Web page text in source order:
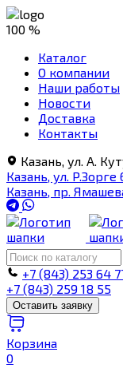
100 %
Каталог
О компании
Наши работы
Новости
Доставка
Контакты
Казань, ул. А.
Казань, ул. Р.Зорге
Казань, пр.
+7 (843) 253 64
+7 (843) 259 18 55
Оставить заявку
Корзина
0